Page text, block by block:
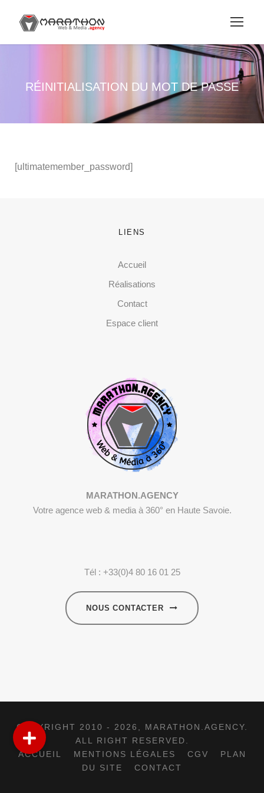
RÉINITIALISATION DU MOT DE PASSE
[ultimatemember_password]
LIENS
Accueil
Réalisations
Contact
Espace client
MARATHON.AGENCY
Votre agence web & media à 360° en Haute Savoie.
Tél : +33(0)4 80 16 01 25
NOUS CONTACTER
COPYRIGHT 2010 - 2026, MARATHON.AGENCY.
ALL RIGHT RESERVED.
ACCUEIL
MENTIONS LÉGALES CGV
PLAN
DU SITE
CONTACT